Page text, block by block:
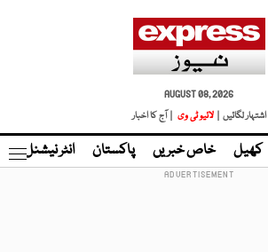
AUGUST 08, 2026
اشتہار لگائیں |
لائیو ٹی وی | آج کا اخبار
کھیل خاص خبریں پاکستان انٹر نیشنل